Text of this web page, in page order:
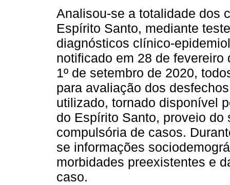
Analisou-se a totalidade dos
Espírito Santo, mediante
diagnósticos clínico-
notificado em 28 de
1º de setembro de 2020,
para avaliação dos
utilizado, tornado disponível
do Espírito Santo, proveio
compulsória de casos.
se informações
morbidades preexistentes e
caso.